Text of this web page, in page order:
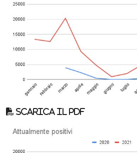
Scarica il pdf